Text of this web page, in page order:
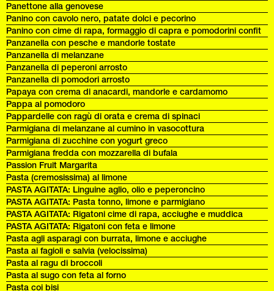
Panettone alla genovese
Panino con cavolo nero, patate dolci e pecorino
Panino con cime di rapa, formaggio di capra e pomodorini confit
Panzanella con pesche e mandorle tostate
Panzanella di melanzane
Panzanella di peperoni arrosto
Panzanella di pomodori arrosto
Papaya con crema di anacardi, mandorle e cardamomo
Pappa al pomodoro
Pappardelle con ragù di orata e crema di spinaci
Parmigiana di melanzane al cumino in vasocottura
Parmigiana di zucchine con yogurt greco
Parmigiana fredda con mozzarella di bufala
Passion Fruit Margarita
Pasta (cremosissima) al limone
PASTA AGITATA: Linguine aglio, olio e peperoncino
PASTA AGITATA: Pasta tonno, limone e parmigiano
PASTA AGITATA: Rigatoni cime di rapa, acciughe e muddica
PASTA AGITATA: Rigatoni con feta e limone
Pasta agli asparagi con burrata, limone e acciughe
Pasta ai fagioli e salvia (velocissima)
Pasta al ragu di broccoli
Pasta al sugo con feta al forno
Pasta coi bisi